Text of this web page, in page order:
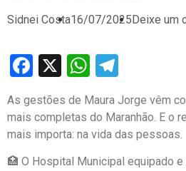
Sidnei Costa16/07/2025Deixe um
Facebook
X WhatsApp
As gestões de Maura Jorge vêm
mais completas do Maranhão. E o
mais importa: na vida das pessoas.
🏥 O Hospital Municipal equipado